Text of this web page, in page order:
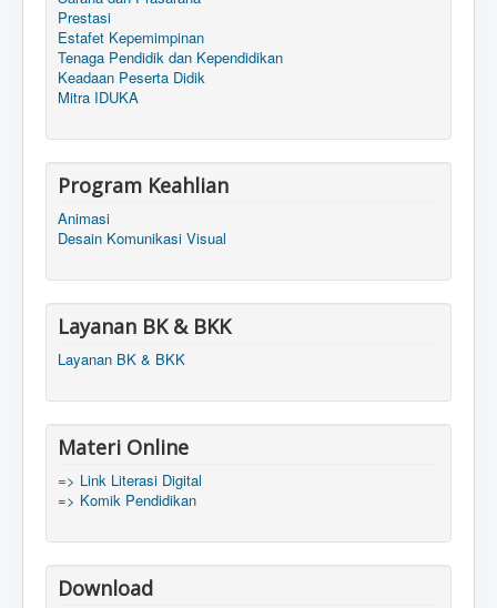
Prestasi
Estafet Kepemimpinan
Tenaga Pendidik dan Kependidikan
Keadaan Peserta Didik
Mitra IDUKA
Program Keahlian
Animasi
Desain Komunikasi Visual
Layanan BK & BKK
Layanan BK & BKK
Materi Online
=> Link Literasi Digital
=> Komik Pendidikan
Download